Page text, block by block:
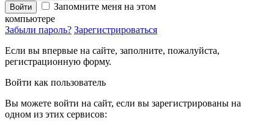
Войти
Запомните меня на этом
компьютере
Забыли пароль? Зарегистрироваться
Если вы впервые на сайте, заполните, пожалуйста,
регистрационную форму.
Войти как пользователь
Вы можете войти на сайт, если вы зарегистрированы на
одном из этих сервисов: